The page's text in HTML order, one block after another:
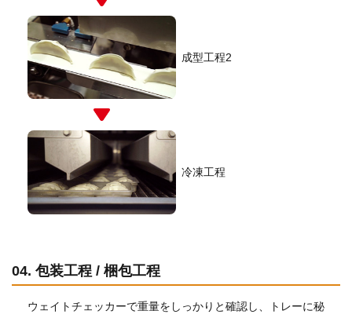
成型工程2
冷凍工程
04. 包装工程 / 梱包工程
ウェイトチェッカーで重量をしっかりと確認し、トレーに秘